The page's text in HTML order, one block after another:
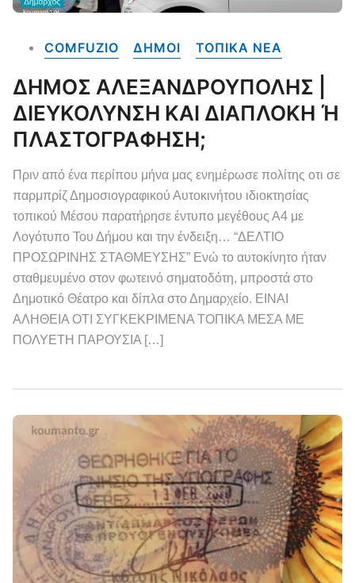
COMFUZIO ΔΗΜΟΙ ΤΟΠΙΚΑ NEA
ΔΗΜΟΣ ΑΛΕΞΑΝΔΡΟΥΠΟΛΗΣ |
ΔΙΕΥΚΟΛΥΝΣΗ ΚΑΙ ΔΙΑΠΛΟΚΗ Ή
ΠΛΑΣΤΟΓΡΑΦΗΣΗ;
Πριν από ένα περίπου μήνα μας ενημέρωσε πολίτης οτι σε
παρμπρίζ Δημοσιογραφικού Αυτοκινήτου ιδιοκτησίας
τοπικού Μέσου παρατήρησε έντυπο μεγέθους Α4 με
Λογότυπο Του Δήμου και την ένδειξη… “ΔΕΛΤΙΟ
ΠΡΟΣΩΡΙΝΗΣ ΣΤΑΘΜΕΥΣΗΣ” Ενώ το αυτοκίνητο ήταν
σταθμευμένο στον φωτεινό σηματοδότη, μπροστά στο
Δημοτικό Θέατρο και δίπλα στο Δημαρχείο. ΕΙΝΑΙ
ΑΛΗΘΕΙΑ ΟΤΙ ΣΥΓΚΕΚΡΙΜΕΝΑ ΤΟΠΙΚΑ ΜΕΣΑ ΜΕ
ΠΟΛΥΕΤΗ ΠΑΡΟΥΣΙΑ […]